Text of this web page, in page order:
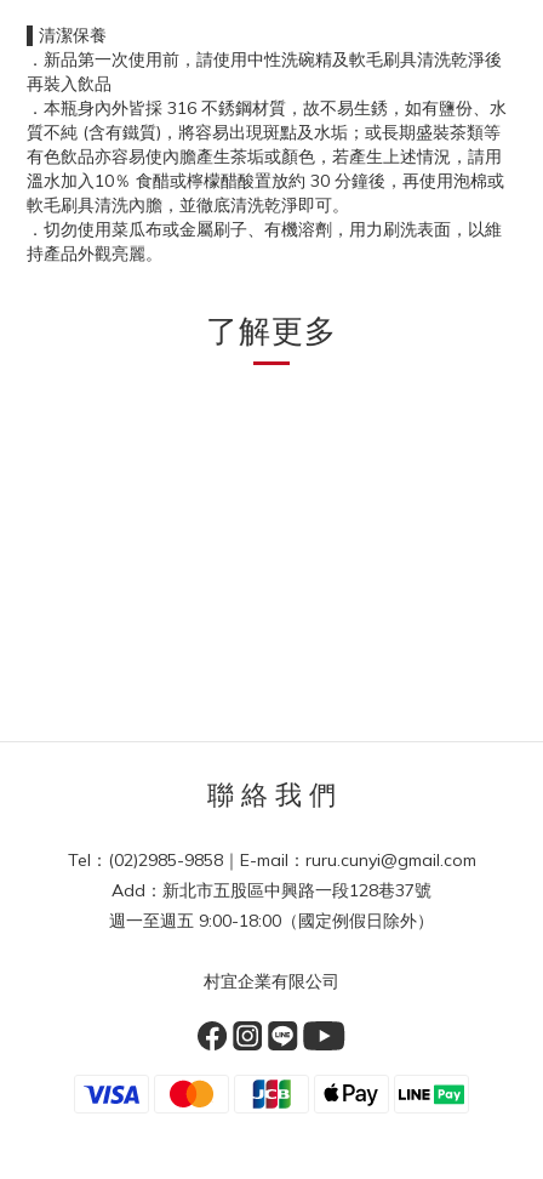
▌清潔保養
．新品第一次使用前，請使用中性洗碗精及軟毛刷具清洗乾淨後
再裝入飲品
．本瓶身內外皆採 316 不銹鋼材質，故不易生銹，如有鹽份、水
質不純 (含有鐵質)，將容易出現斑點及水垢；或長期盛裝茶類等
有色飲品亦容易使內膽產生茶垢或顏色，若產生上述情況，請用
溫水加入10％ 食醋或檸檬醋酸置放約 30 分鐘後，再使用泡棉或
軟毛刷具清洗內膽，並徹底清洗乾淨即可。
．切勿使用菜瓜布或金屬刷子、有機溶劑，用力刷洗表面，以維
持產品外觀亮麗。
了解更多
聯 絡 我 們
Tel：(02)2985-9858｜E-mail：ruru.cunyi@gmail.com
Add：新北市五股區中興路一段128巷37號
週一至週五 9:00-18:00（國定例假日除外）
村宜企業有限公司